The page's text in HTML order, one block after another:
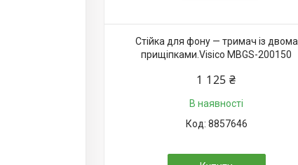
Стійка для фону — тримач із двома
прищіпками.Visico MBGS-200150
1 125 ₴
В наявності
8857646